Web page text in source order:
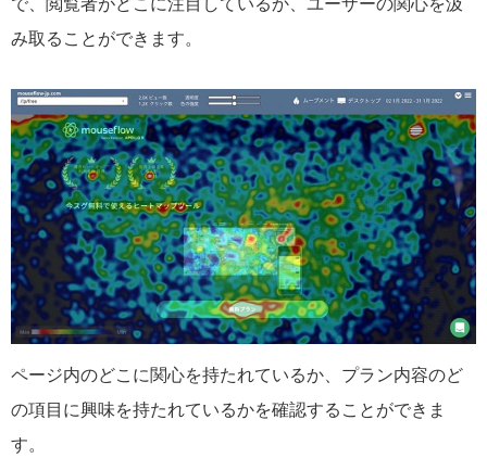
で、閲覧者がどこに注目しているか、ユーザーの関心を汲
み取ることができます。
ページ内のどこに関心を持たれているか、プラン内容のど
の項目に興味を持たれているかを確認することができま
す。